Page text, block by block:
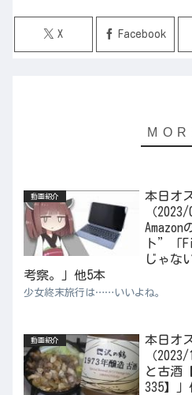
X Facebook
動画紹介
本日オ
（
ト”「
じゃな
考察。」他5本
少女終末旅行は……いいよね。
動画紹介
本日オ
（
と古酒
335】」